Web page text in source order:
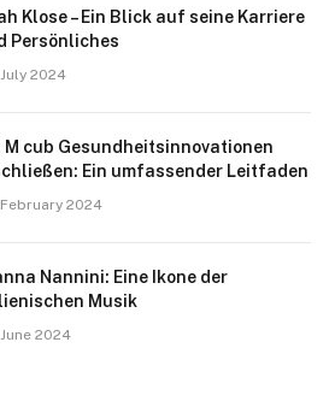
Klose – Ein Blick auf seine Karriere
Persönliches
2024
M cub Gesundheitsinnovationen
Ein umfassender Leitfaden
2024
Nannini: Eine Ikone der
Musik
2024